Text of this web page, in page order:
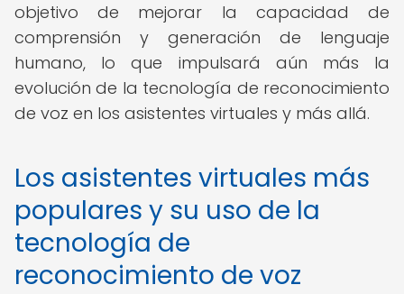
objetivo de mejorar la capacidad de
comprensión y generación de lenguaje
humano, lo que impulsará aún más la
evolución de la tecnología de reconocimiento
de voz en los asistentes virtuales y más allá.
Los asistentes virtuales más
populares y su uso de la
tecnología de
reconocimiento de voz